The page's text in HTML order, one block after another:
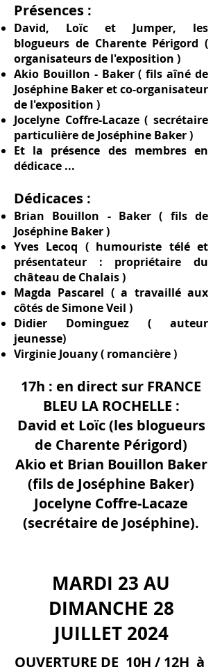
Présences :
David, Loïc et Jumper, les
blogueurs de Charente Périgord (
organisateurs de l'exposition )
Akio Bouillon - Baker ( fils aîné de
Joséphine Baker et co-organisateur
de l'exposition )
Jocelyne Coffre-Lacaze ( secrétaire
particulière de Joséphine Baker )
Et la présence des membres en
dédicace ...
Dédicaces :
Brian Bouillon - Baker ( fils de
Joséphine Baker )
Yves Lecoq ( humouriste télé et
présentateur : propriétaire du
château de Chalais )
​Magda Pascarel ( a travaillé aux
côtés de Simone Veil )
Didier Dominguez ( auteur
jeunesse)
Virginie Jouany ( romancière )
17h : en direct sur FRANCE
BLEU LA ROCHELLE :
David et Loïc (les blogueurs
de Charente Périgord)
Akio et Brian Bouillon Baker
(fils de Joséphine Baker)
Jocelyne Coffre-Lacaze
(secrétaire de Joséphine).
MARDI 23 AU
DIMANCHE 28
JUILLET 2024
OUVERTURE DE 10H / 12H à